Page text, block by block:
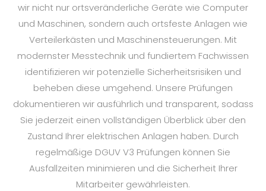
wir nicht nur ortsveränderliche Geräte wie Computer
und Maschinen, sondern auch ortsfeste Anlagen wie
Verteilerkästen und Maschinensteuerungen. Mit
modernster Messtechnik und fundiertem Fachwissen
identifizieren wir potenzielle Sicherheitsrisiken und
beheben diese umgehend. Unsere Prüfungen
dokumentieren wir ausführlich und transparent, sodass
Sie jederzeit einen vollständigen Überblick über den
Zustand Ihrer elektrischen Anlagen haben. Durch
regelmäßige DGUV V3 Prüfungen können Sie
Ausfallzeiten minimieren und die Sicherheit Ihrer
Mitarbeiter gewährleisten.